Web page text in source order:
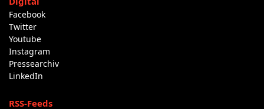
Facebook
Twitter
Youtube
Instagram
Pressearchiv
LinkedIn
RSS-Feeds